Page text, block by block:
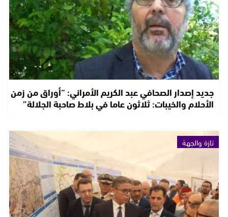
جديد إصدار الصحافي عبد الكريم الأمراني: “أوراق من زمن
الأحلام والخيبات: ثلاثون عاما في بلاط صاحبة الجلالة”
تازة والجهة